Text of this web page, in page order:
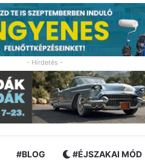
- Hirdetés -
#BLOG #ÉJSZAKAI MÓD